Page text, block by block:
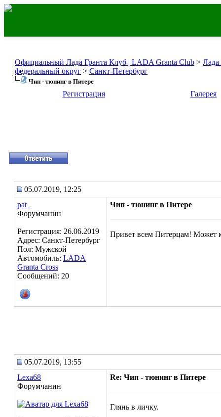
Официальный Лада Гранта Клуб | LADA Granta Club > Лада
федеральный округ > Санкт-Петербург
Чип - тюнинг в Питере
Регистрация Галерея
05.07.2019, 12:25
pat_
Форумчанин
Регистрация: 26.06.2019
Адрес: Санкт-Петербург
Пол: Мужской
Автомобиль: LADA
Granta Cross
Сообщений: 20
Чип - тюнинг в Питере
Привет всем Питерцам! Может
05.07.2019, 13:55
Lexa68
Форумчанин
Re: Чип - тюнинг в Питере
Глянь в личку.